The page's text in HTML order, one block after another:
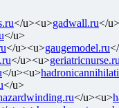
</u><u>gadwall.ru</
</u>
</u><u>gaugemodel.ru
</u><u>geriatricnurse.ru
</u><u>
</u>
</u><u>